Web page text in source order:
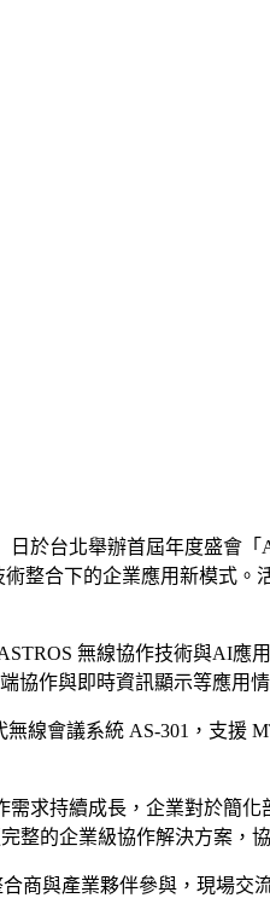
於台北舉辦首屆年度盛會「
整合下的企業應用新模式
無線協作技術與
協作與即時資訊顯示等應用
線會議系統 AS-301，支
求持續成長，企業對於簡
的企業級協作解決方案，
合商與產業夥伴參與，現場